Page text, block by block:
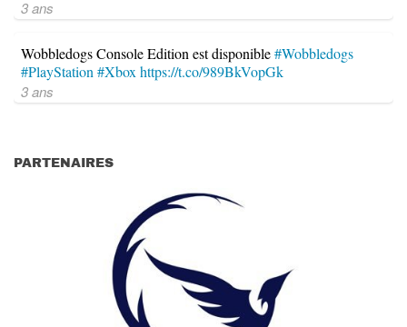
3 ans
Wobbledogs Console Edition est disponible#Wobbledogs
#PlayStation#Xboxhttps://t.co/989BkVopGk
3 ans
PARTENAIRES